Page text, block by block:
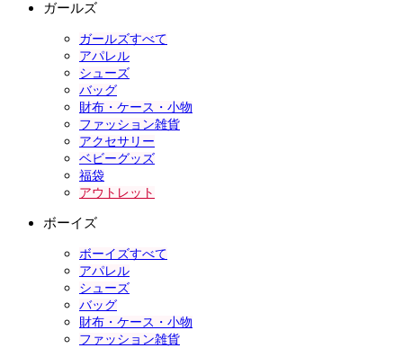
ガールズ
ガールズすべて
アパレル
シューズ
バッグ
財布・ケース・小物
ファッション雑貨
アクセサリー
ベビーグッズ
福袋
アウトレット
ボーイズ
ボーイズすべて
アパレル
シューズ
バッグ
財布・ケース・小物
ファッション雑貨